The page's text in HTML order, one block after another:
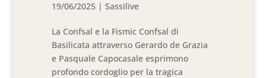
19/06/2025 |Sassilive
La Confsal e la Fismic Confsal di
Basilicata attraverso Gerardo de Grazia
e Pasquale Capocasale esprimono
profondo cordoglio per la tragica